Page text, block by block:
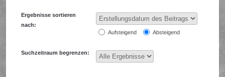
Ergebnisse sortieren
nach:
Aufsteigend
Absteigend
Suchzeitraum begrenzen: